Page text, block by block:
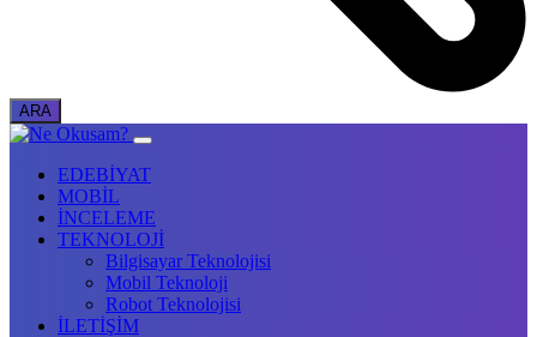
EDEBİYAT
MOBİL
İNCELEME
TEKNOLOJİ
Bilgisayar Teknolojisi
Mobil Teknoloji
Robot Teknolojisi
İLETİŞİM